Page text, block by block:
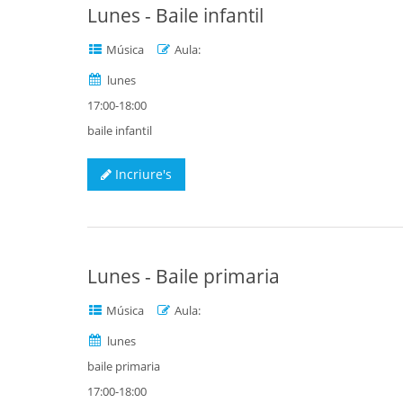
Lunes - Baile infantil
Música
Aula:
lunes
17:00-18:00
baile infantil
Incriure's
Lunes - Baile primaria
Música
Aula:
lunes
baile primaria
17:00-18:00